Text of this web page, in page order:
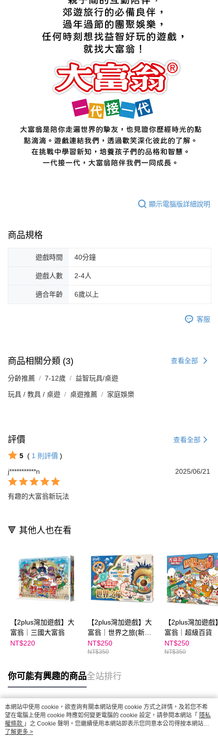
顯示電腦版詳細說明
商品規格
遊戲時間 40分鐘
遊戲人數 2-4人
適合年齡 6歲以上
客服
商品相關分類 (3) 查看全部
分齡推薦 7-12歲 益智玩具/桌遊
玩具 / 教具 / 桌遊 桌遊推薦 家庭娛樂
評價 查看全部
5 ( 1 則評價 )
j***********n
2025/06/21
有趣的大富翁新玩法
🔻 其他人也在看
【2plus灣加遊戲】大
富翁｜三國大富翁
NT$220
【2plus灣加遊戲】大
富翁｜世界之旅(新超
萌)
NT$250
NT$350
【2plus灣加遊戲
富翁｜超級百貨
NT$250
NT$350
你可能有興趣的商品全站排行
熱門標籤
本網站中使用 cookie，欲查詢有關本網站使用 cookie 方式之詳情，及若您不希
望在電腦上使用 cookie 時應如何變更電腦的 cookie 設定，請參閱本網站「 隱私
權條款 」之 Cookie 聲明。您繼續使用本網站即表示您同意本公司得按本網站使
用條款之 Cookie 聲明使用 cookie。
了解更多 >